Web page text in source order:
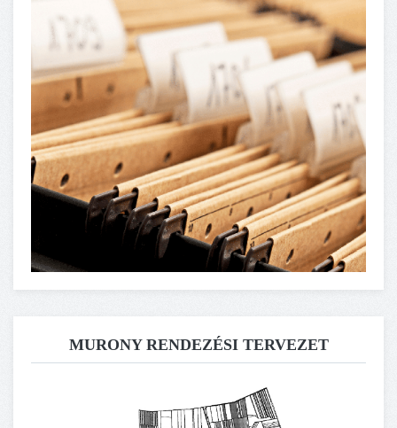
MURONY RENDEZÉSI TERVEZET